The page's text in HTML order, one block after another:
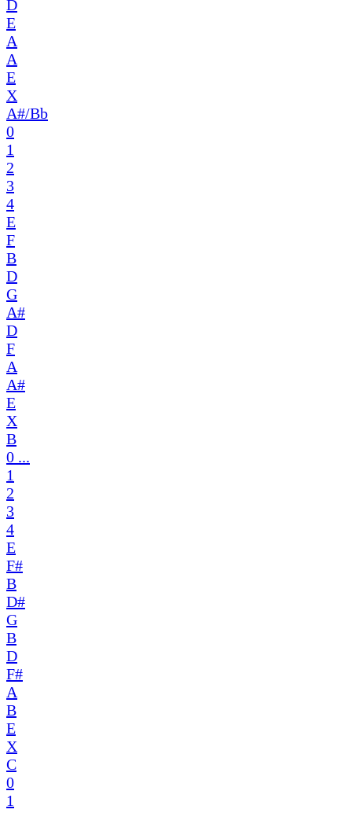
D
E
A
A
E
X
A#/Bb
0
1
2
3
4
E
F
B
D
G
A#
D
F
A
A#
E
X
B
0 ...
1
2
3
4
E
F#
B
D#
G
B
D
F#
A
B
E
X
C
0
1